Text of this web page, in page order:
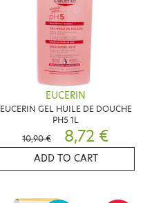
EUCERIN
EUCERIN GEL HUILE DE DOUCHE
PH5 1L
10,90 €
8,72 €
ADD TO CART